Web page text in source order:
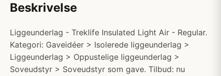
Beskrivelse
Liggeunderlag - Treklife Insulated Light Air - Regular.
Kategori: Gaveidéer > Isolerede liggeunderlag >
Liggeunderlag > Oppustelige liggeunderlag >
Soveudstyr > Soveudstyr som gave. Tilbud: nu